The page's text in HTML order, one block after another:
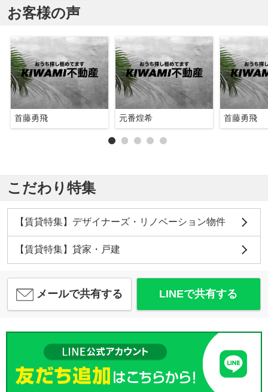
お客様の声
首藤勇飛 元番煌希 首藤勇飛
こだわり特集
【賃貸特集】デザイナーズ・リノベーション物件
【賃貸特集】貸家・戸建
メールで共有する LINEで共有する